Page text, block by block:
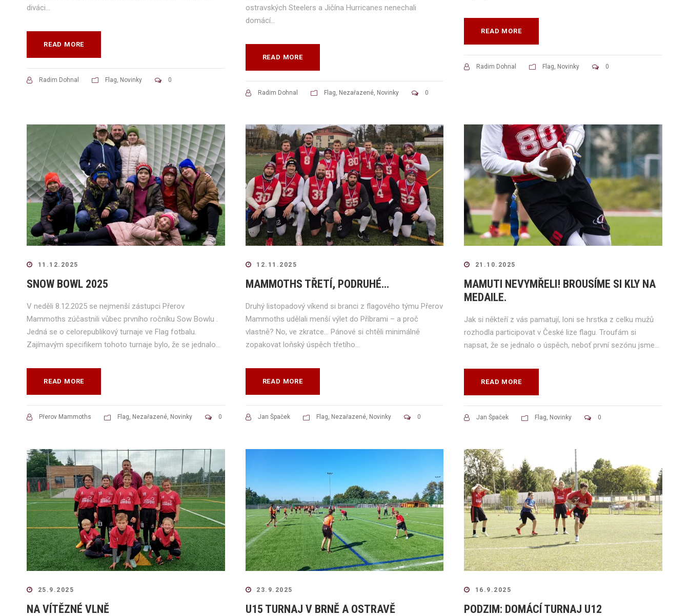
diváci...
READ MORE
Radim Dohnal Flag Novinky 0
ostravských Steelers a Jičína Hurricanes nenechali
domácí...
READ MORE
Radim Dohnal Flag Nezařazené, Novinky 0
READ MORE
Radim Dohnal Flag Novinky 0
11.12.2025
SNOW BOWL 2025
V neděli 8.12.2025 se nejmenší zástupci Přerov
Mammoths zúčastnili vůbec prvního ročníku Sow Bowlu .
Jedná se o celorepublikový turnaje ve Flag fotbalu.
Zajímavým specifikem tohoto turnaje bylo, že se jednalo...
READ MORE
Přerov Mammoths Flag, Nezařazené, Novinky 0
12.11.2025
MAMMOTHS TŘETÍ, PODRUHÉ…
Druhý listopadový víkend si branci z flagového týmu Přerov
Mammoths udělali menší výlet do Příbrami – a proč
vlastně? No, ve zkratce… Pánové si chtěli minimálně
zopakovat loňský úspěch třetího...
READ MORE
Jan Špaček Flag, Nezařazené, Novinky 0
21.10.2025
MAMUTI NEVYMŘELI! BROUSÍME SI KLY NA
MEDAILE.
Jak si někteří z vás pamatují, loni se hrstka z celku mužů
rozhodla participovat v České lize flagu. Troufám si
napsat, že se jednalo o úspěch, neboť první sezónu jsme...
READ MORE
Jan Špaček Flag, Novinky 0
25.9.2025
NA VÍTĚZNÉ VLNĚ
23.9.2025
U15 TURNAJ V BRNĚ A OSTRAVĚ
16.9.2025
PODZIM: DOMÁCÍ TURNAJ U12